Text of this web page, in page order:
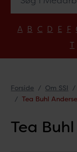
A B C D E F
T
Forside Om SSI
Tea Buhl
Tea